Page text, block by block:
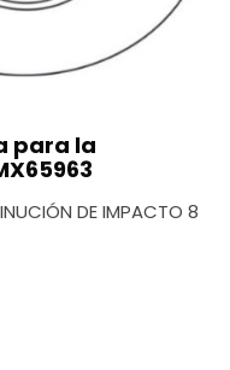
para la
DE IMPACTO 8